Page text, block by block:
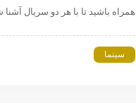
همراه باشید تا با هر دو سریال
سینما